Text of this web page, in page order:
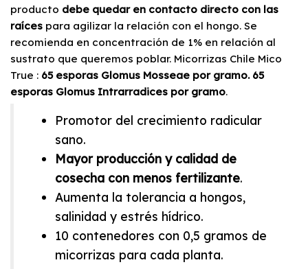
producto debe quedar en contacto directo con las
raíces para agilizar la relación con el hongo. Se
recomienda en concentración de 1% en relación al
sustrato que queremos poblar. Micorrizas Chile Mico
True : 65 esporas Glomus Mosseae por gramo. 65
esporas Glomus Intrarradices por gramo.
Promotor del crecimiento radicular
sano.
Mayor producción y calidad de
cosecha con menos fertilizante.
Aumenta la tolerancia a hongos,
salinidad y estrés hídrico.
10 contenedores con 0,5 gramos de
micorrizas para cada planta.